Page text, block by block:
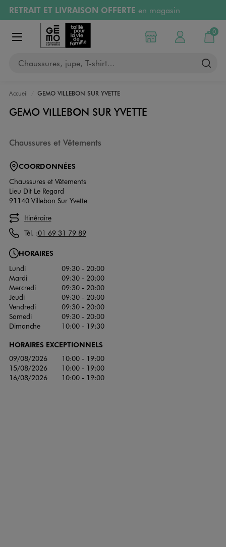
Aller au contenu principal
Aller à la navigation
RETRAIT ET LIVRAISON OFFERTE en magasin
Retours OFFERTSpendant 30 jours
PAYEZ EN 3x SANS FRAIS
RÉSERVATION GRATUITE
Afficher le menu
Chaussures, jupe, T-shirt…
Choisir mon magasin
Mon compte
0
Mon
Accueil GEMO VILLEBON SUR YVETTE
GEMO VILLEBON SUR YVETTE
Chaussures et Vêtements
COORDONNÉES
Chaussures et Vêtements
Lieu Dit Le Regard
91140 Villebon Sur Yvette
Itinéraire
Tél. :01 69 31 79 89
HORAIRES
Lundi
09:30 - 20:00
Mardi
09:30 - 20:00
Mercredi
09:30 - 20:00
Jeudi
09:30 - 20:00
Vendredi
09:30 - 20:00
Samedi
09:30 - 20:00
Dimanche
10:00 - 19:30
HORAIRES EXCEPTIONNELS
09/08/2026
10:00 - 19:00
15/08/2026
10:00 - 19:00
16/08/2026
10:00 - 19:00